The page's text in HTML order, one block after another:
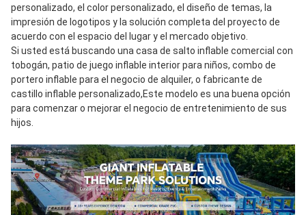
personalizado, el color personalizado, el diseño de temas, la
impresión de logotipos y la solución completa del proyecto de
acuerdo con el espacio del lugar y el mercado objetivo.
Si usted está buscando una casa de salto inflable comercial con
tobogán, patio de juego inflable interior para niños, combo de
portero inflable para el negocio de alquiler, o fabricante de
castillo inflable personalizado,Este modelo es una buena opción
para comenzar o mejorar el negocio de entretenimiento de sus
hijos.